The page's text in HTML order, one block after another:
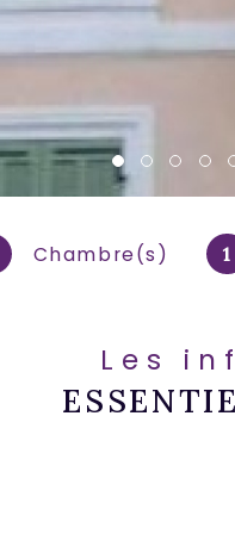
Chambre(s) 1
Les